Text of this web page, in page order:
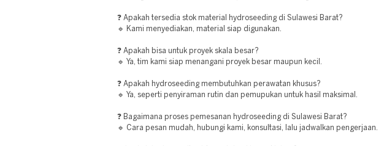
❓ Apakah tersedia stok material hydroseeding di Sulawesi Barat?
🔹 Kami menyediakan, material siap digunakan.
❓ Apakah bisa untuk proyek skala besar?
🔹 Ya, tim kami siap menangani proyek besar maupun kecil.
❓ Apakah hydroseeding membutuhkan perawatan khusus?
🔹 Ya, seperti penyiraman rutin dan pemupukan untuk hasil maksimal.
❓ Bagaimana proses pemesanan hydroseeding di Sulawesi Barat?
🔹 Cara pesan mudah, hubungi kami, konsultasi, lalu jadwalkan pengerjaan.